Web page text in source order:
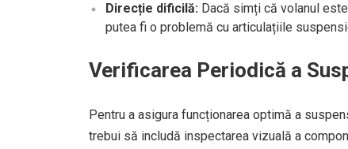
Direcție dificilă: Dacă simți că volanul
putea fi o problemă cu articulațiile
Verificarea Periodică a
Pentru a asigura funcționarea optimă a
trebui să includă inspectarea vizuală a